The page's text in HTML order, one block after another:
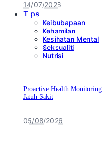
14/07/2026
Tips
Keibubapaan
Kehamilan
Kesihatan Mental
Seksualiti
Nutrisi
Proactive Health
Jatuh Sakit
05/08/2026